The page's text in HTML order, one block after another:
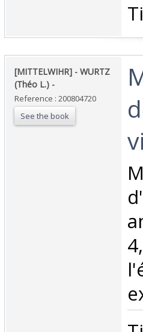
‎[MITTELWIHR] - WURTZ
(Théo L.) - ‎
Reference : 200804720
See the book